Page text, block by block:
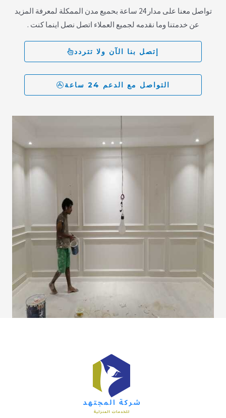
تواصل معنا على مدار 24 ساعة بحميع مدن الممكلة لمعرفة المزيد
عن خدمتنا وما نقدمه لجميع العملاء اتصل نصل اينما كنت .
إتصل بنا الآن ولا تتردد
التواصل مع الدعم 24 ساعة